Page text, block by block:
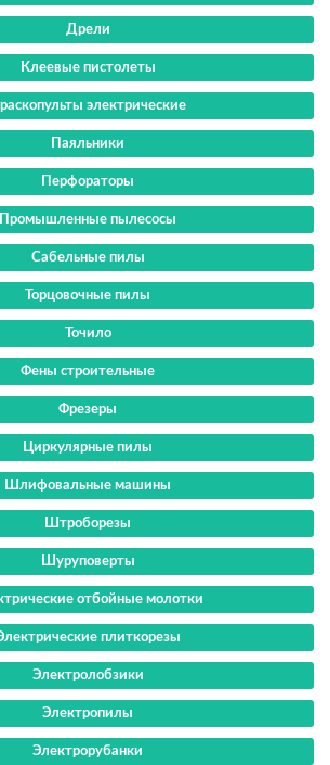
Дрели
Клеевые пистолеты
электрические
Паяльники
Перфораторы
Промышленные пылесосы
Сабельные пилы
Торцовочные пилы
Точило
Фены строительные
Фрезеры
Циркулярные пилы
Шлифовальные машины
Штроборезы
Шуруповерты
отбойные молотки
плиткорезы
Электролобзики
Электропилы
Электрорубанки